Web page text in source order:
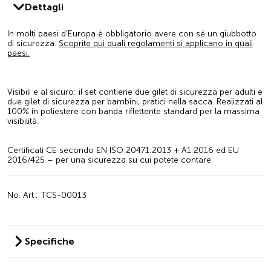
Dettagli
In molti paesi d’Europa è obbligatorio avere con sé un giubbotto
di sicurezza. Scoprite qui quali regolamenti si applicano in quali
paesi.
Visibili e al sicuro: il set contiene due gilet di sicurezza per adulti e
due gilet di sicurezza per bambini, pratici nella sacca. Realizzati al
100% in poliestere con banda riflettente standard per la massima
visibilità.
Certificati CE secondo EN ISO 20471:2013 + A1:2016 ed EU
2016/425 – per una sicurezza su cui potete contare.
No. Art.: TCS-00013
Specifiche